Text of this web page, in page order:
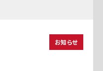
お知らせ